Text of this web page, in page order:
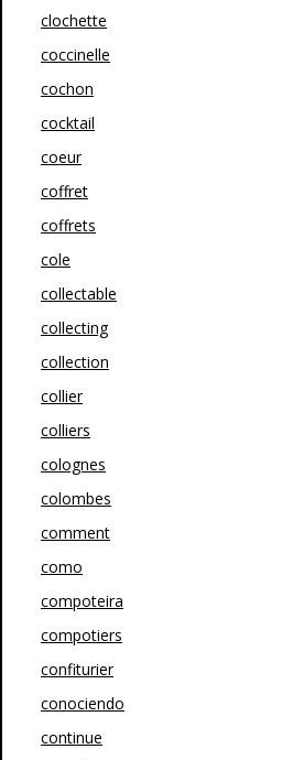
clochette
coccinelle
cochon
cocktail
coeur
coffret
coffrets
cole
collectable
collecting
collection
collier
colliers
colognes
colombes
comment
como
compoteira
compotiers
confiturier
conociendo
continue